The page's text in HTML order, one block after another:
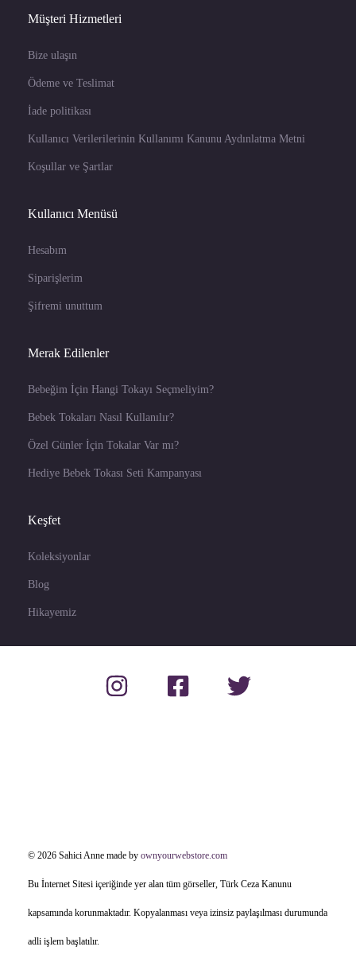
Müşteri Hizmetleri
Bize ulaşın
Ödeme ve Teslimat
İade politikası
Kullanıcı Verilerilerinin Kullanımı Kanunu Aydınlatma Metni
Koşullar ve Şartlar
Kullanıcı Menüsü
Hesabım
Siparişlerim
Şifremi unuttum
Merak Edilenler
Bebeğim İçin Hangi Tokayı Seçmeliyim?
Bebek Tokaları Nasıl Kullanılır?
Özel Günler İçin Tokalar Var mı?
Hediye Bebek Tokası Seti Kampanyası
Keşfet
Koleksiyonlar
Blog
Hikayemiz
© 2026 Sahici Anne made by ownyourwebstore.com
Bu İnternet Sitesi içeriğinde yer alan tüm görseller, Türk Ceza Kanunu
kapsamında korunmaktadır. Kopyalanması veya izinsiz paylaşılması durumunda
adli işlem başlatılır.